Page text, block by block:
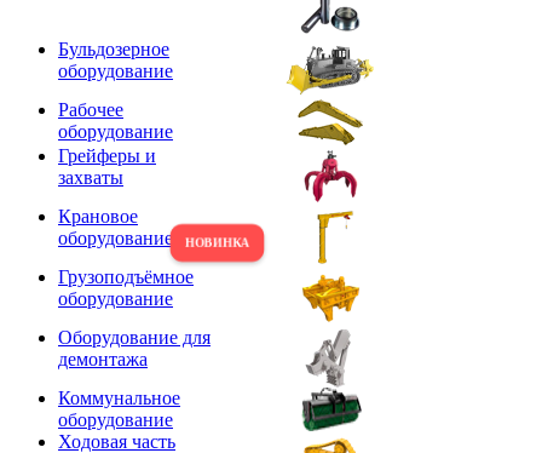
Бульдозерное
оборудование
Рабочее
оборудование
Грейферы и
захваты
Крановое
оборудование
Грузоподъёмное
оборудование
Оборудование для
демонтажа
Коммунальное
оборудование
Ходовая часть